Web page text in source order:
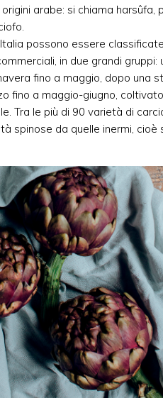
arabe: si chiama harsûfa,
possono essere
in due grandi gruppi:
fino a maggio, dopo una
fino a maggio-giugno,
Tra le più di 90 varietà di
spinose da quelle inermi, cioè